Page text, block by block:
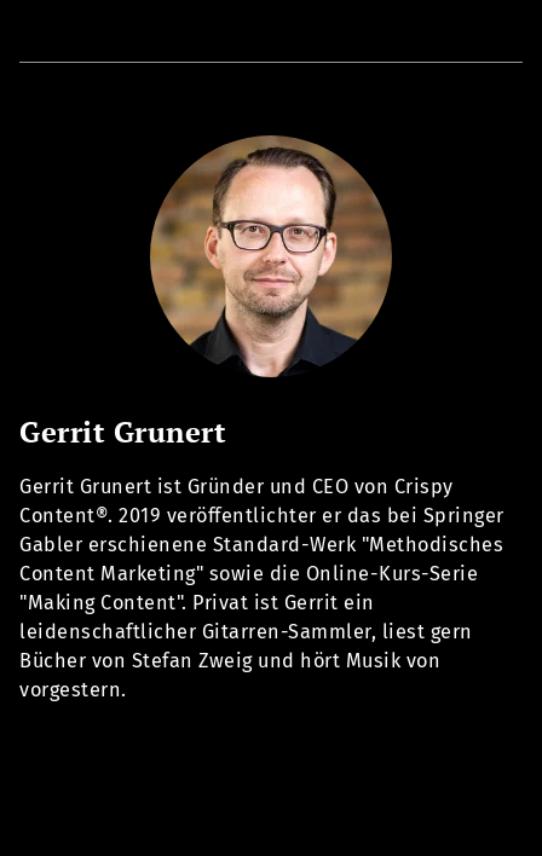
Gerrit Grunert
Gerrit Grunert ist Gründer und CEO von Crispy
Content®. 2019 veröffentlichter er das bei Springer
Gabler erschienene Standard-Werk "Methodisches
Content Marketing" sowie die Online-Kurs-Serie
"Making Content". Privat ist Gerrit ein
leidenschaftlicher Gitarren-Sammler, liest gern
Bücher von Stefan Zweig und hört Musik von
vorgestern.